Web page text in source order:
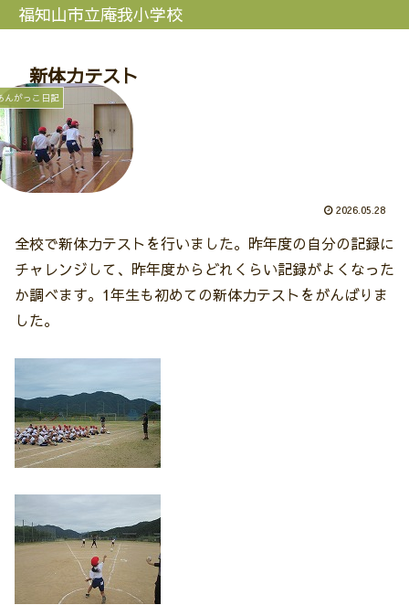
福知山市立庵我小学校
新体力テスト
んがっこ日記
2026.05.28
全校で新体力テストを行いました。昨年度の自分の記録に
チャレンジして、昨年度からどれくらい記録がよくなった
か調べます。1年生も初めての新体力テストをがんばりま
した。